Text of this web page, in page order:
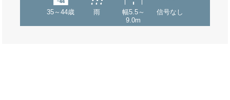
35～44歳 雨
幅5.5～
9.0m
信号なし